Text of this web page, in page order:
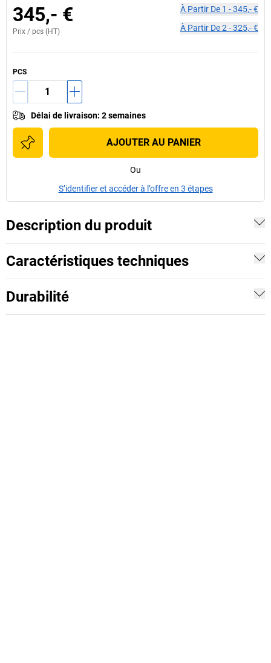
345,- €
Prix / pcs (HT)
À Partir De 1 -345,- €
À Partir De2 -325,- €
PCS
Délai de livraison: 2 semaines
AJOUTER AU PANIER
Ou
S’identifier et accéder à l’offre en 3 étapes
Description du produit
Caractéristiques techniques
Durabilité